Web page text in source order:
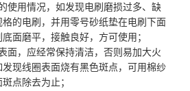
使用情况，如发现电刷磨损过多、缺
的电刷，并用零号砂纸垫在电刷下面
面磨平，接触良好，方可使用；
面，应经常保持清洁，否则易加大火
现线圈表面烧有黑色斑点，可用棉纱
点除去为止；